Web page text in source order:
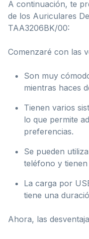
A continuación, te
de los Auriculares
TAA3206BK/00:
Comenzaré con las
Son muy
mientras haces
Tienen varios
lo que permite
preferencias.
Se pueden
teléfono y
La carga por
tiene una
Ahora, las